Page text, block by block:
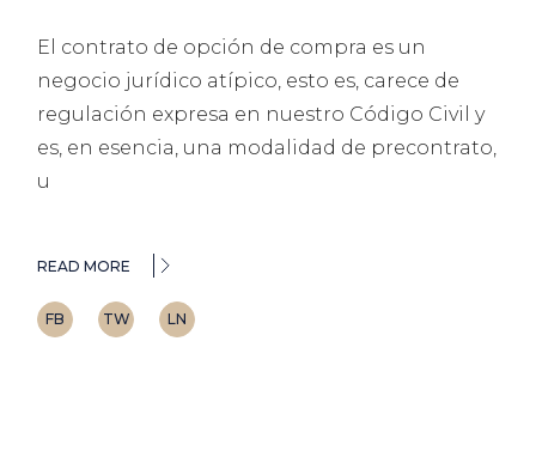
El contrato de opción de compra es un
negocio jurídico atípico, esto es, carece de
regulación expresa en nuestro Código Civil y
es, en esencia, una modalidad de precontrato,
u
READ MORE
FB TW LN